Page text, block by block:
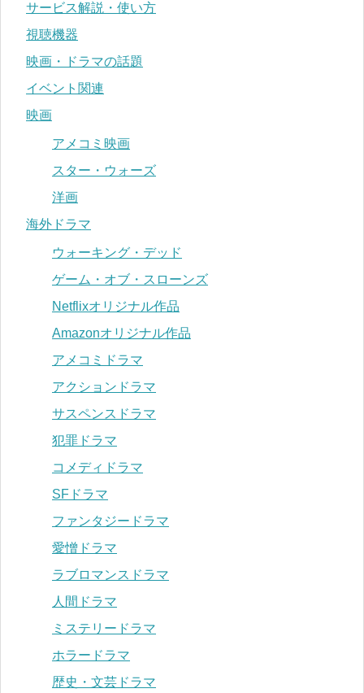
サービス解説・使い方
視聴機器
映画・ドラマの話題
イベント関連
映画
アメコミ映画
スター・ウォーズ
洋画
海外ドラマ
ウォーキング・デッド
ゲーム・オブ・スローンズ
Netflixオリジナル作品
Amazonオリジナル作品
アメコミドラマ
アクションドラマ
サスペンスドラマ
犯罪ドラマ
コメディドラマ
SFドラマ
ファンタジードラマ
愛憎ドラマ
ラブロマンスドラマ
人間ドラマ
ミステリードラマ
ホラードラマ
歴史・文芸ドラマ